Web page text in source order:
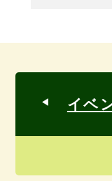
イベ